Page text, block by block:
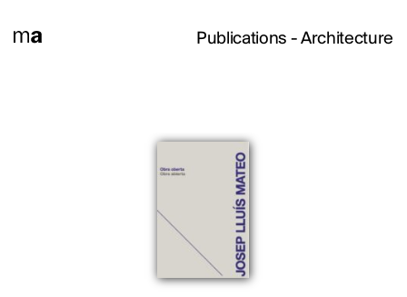
Publications - Architecture